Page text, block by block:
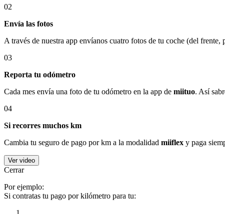
02
Envía las fotos
A través de nuestra app envíanos cuatro fotos de tu coche (del
03
Reporta tu odómetro
Cada mes envía una foto de tu odómetro en la app de miituo. Así
04
Si recorres muchos km
Cambia tu seguro de pago por km a la modalidad miiflex y paga
Ver video
Cerrar
Por ejemplo:
Si contratas tu pago por kilómetro para tu: